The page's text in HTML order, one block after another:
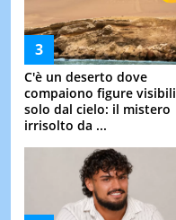
C'è un deserto dove
compaiono figure visibili
solo dal cielo: il mistero
irrisolto da ...